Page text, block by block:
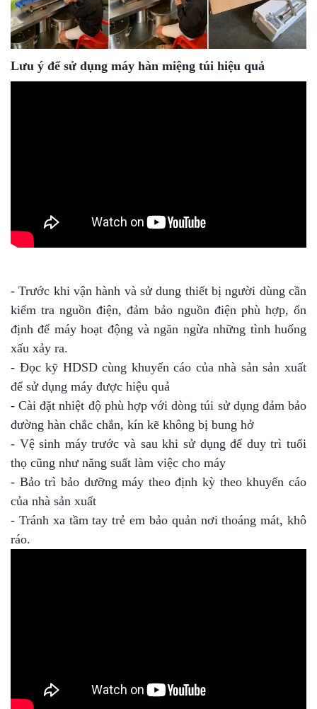
Lưu ý để sử dụng máy hàn miệng túi hiệu quả
- Trước khi vận hành và sử dung thiết bị người dùng cần
kiểm tra nguồn điện, đảm bảo nguồn điện phù hợp, ổn
định để máy hoạt động và ngăn ngừa những tình huống
xấu xảy ra.
- Đọc kỹ HDSD cùng khuyến cáo của nhà sản sản xuất
để sử dụng máy được hiệu quả
- Cài đặt nhiệt độ phù hợp với dòng túi sử dụng đảm bảo
đường hàn chắc chắn, kín kẽ không bị bung hở
- Vệ sinh máy trước và sau khi sử dụng để duy trì tuổi
thọ cũng như năng suất làm việc cho máy
- Bảo trì bảo dưỡng máy theo định kỳ theo khuyến cáo
của nhà sản xuất
- Tránh xa tầm tay trẻ em bảo quản nơi thoáng mát, khô
ráo.